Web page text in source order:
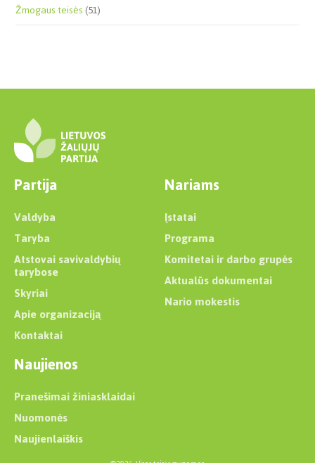
Žmogaus teisės(51)
Partija
Valdyba
Taryba
Atstovai savivaldybių
tarybose
Skyriai
Apie organizaciją
Kontaktai
Nariams
Įstatai
Programa
Komitetai ir darbo grupės
Aktualūs dokumentai
Nario mokestis
Naujienos
Pranešimai žiniasklaidai
Nuomonės
Naujienlaiškis